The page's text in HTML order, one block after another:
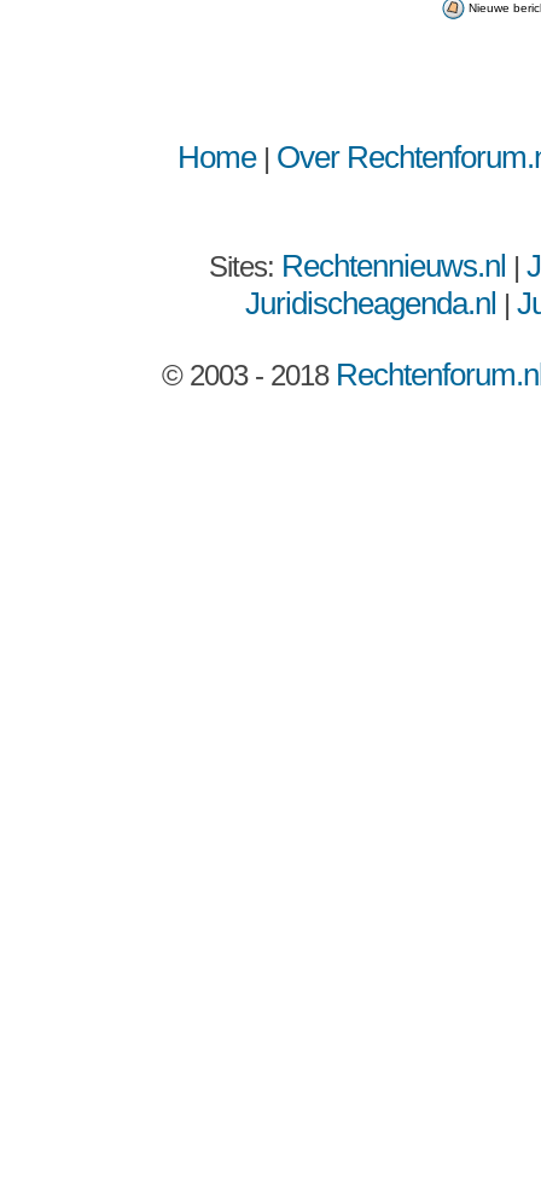
Nieuwe
Home| Over
Sites: Rechtennieuws.nl |
Juridischeagenda.nl |
© 2003 - 2018